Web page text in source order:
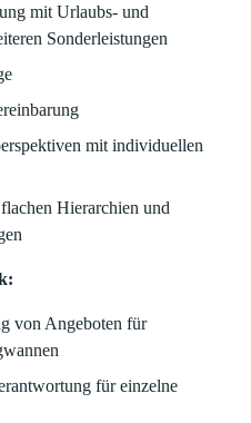
mit Urlaubs- und
Sonderleistungen
mit individuellen
Hierarchien und
von Angeboten für
für einzelne